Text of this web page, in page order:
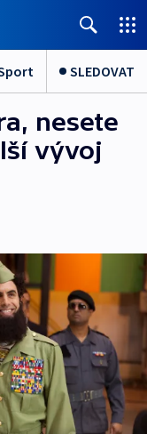
SLEDOVAT
nesete
vývoj